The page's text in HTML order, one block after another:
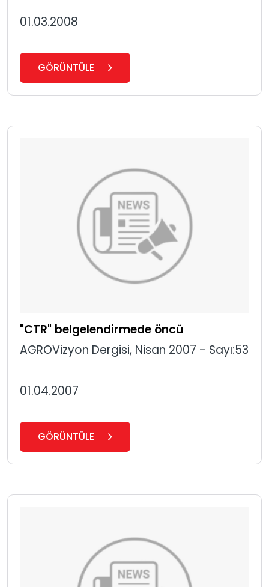
01.03.2008
GÖRÜNTÜLE
"CTR" belgelendirmede öncü
AGROVizyon Dergisi, Nisan 2007 - Sayı:53
01.04.2007
GÖRÜNTÜLE